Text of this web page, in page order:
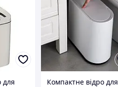
для
Компактне відро для